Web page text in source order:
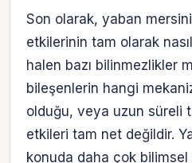
Hesabına giriş yap
Son olarak, yaban
etkilerinin tam olarak
halen bazı bilinmezlikler
bileşenlerin hangi
olduğu, veya uzun süreli
etkileri tam net değildir.
konuda daha çok bilimsel